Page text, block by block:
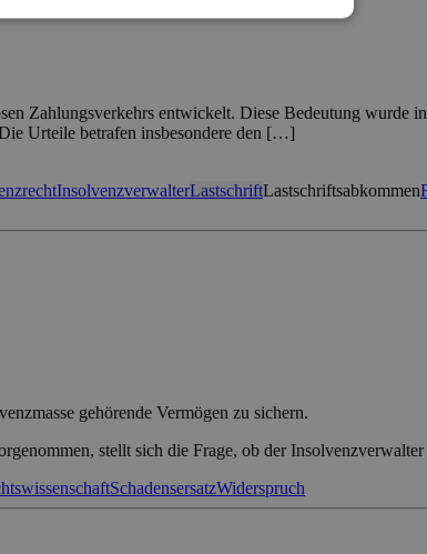
Zahlungsverkehrs entwickelt. Diese Bedeutung wurde
Urteile betrafen insbesondere den […]
InsolvenzverwalterLastschriftLastschriftsabkommen
gehörende Vermögen zu sichern.
stellt sich die Frage, ob der
SchadensersatzWiderspruch